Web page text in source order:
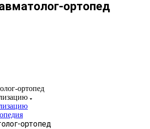
ортопед
ортопед
ортопед